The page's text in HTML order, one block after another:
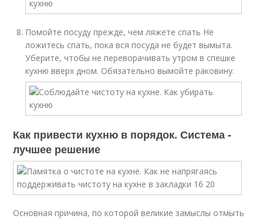
Помойте посуду прежде, чем ляжете спать Не
ложитесь спать, пока вся посуда не будет вымыта.
Уберите, чтобы не переворачивать утром в спешке
кухню вверх дном. Обязательно вымойте раковину.
Как привести кухню в порядок. Система -
лучшее решение
Основная причина, по которой великие замыслы отмыть